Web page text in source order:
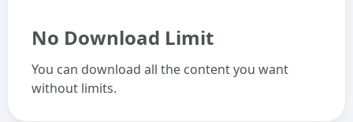
No Download Limit
You can download all the content you want
without limits.